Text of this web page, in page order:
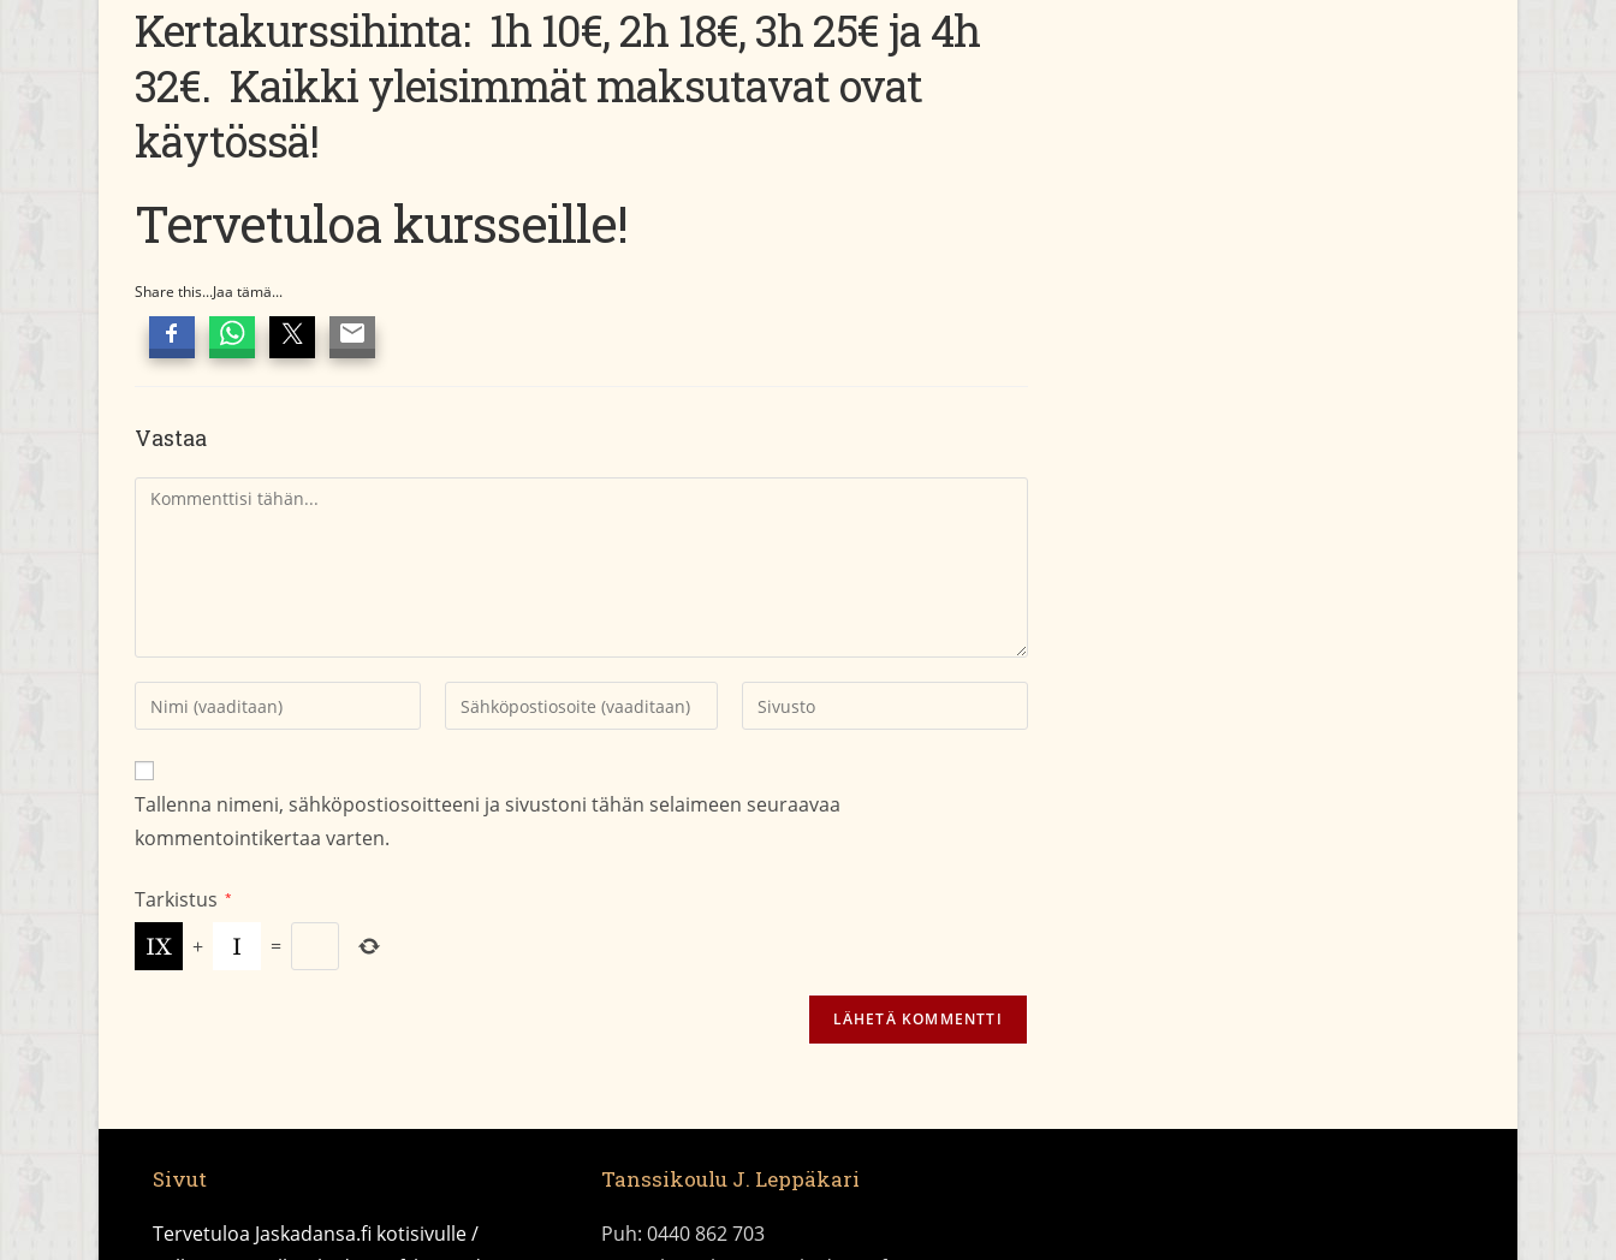
Kertakurssihinta: 1h 10€, 2h 18€, 3h 25€ ja 4h
32€. Kaikki yleisimmät maksutavat ovat
käytössä!
Tervetuloa kursseille!
Share this...Jaa tämä...
Vastaa
Kommentti
Kirjoita
nimesi
tai
käyttäjätunnuksesi
kommentoidaksesi
Kirjoita
sähköpostiosoitteesi
Kirjoita
sivustosi
(valinnainen)
Tallenna nimeni, sähköpostiosoitteeni ja sivustoni tähän selaimeen seuraavaa
kommentointikertaa varten.
Tarkistus *
+ =
Sivut
Tervetuloa Jaskadansa.fi kotisivulle /
Tanssikoulu J. Leppäkari
Puh: 0440 862 703